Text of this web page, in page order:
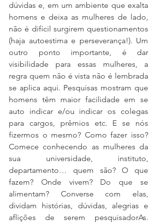
dúvidas e, em um ambiente que exalta
homens e deixa as mulheres de lado,
não é difícil surgirem questionamentos
(haja autoestima e perseverança!). Um
outro ponto importante, é dar
visibilidade para essas mulheres, a
regra quem não é vista não é lembrada
se aplica aqui. Pesquisas mostram que
homens têm maior facilidade em se
auto indicar e/ou indicar os colegas
para cargos, prêmios etc. E se nós
fizermos o mesmo? Como fazer isso?
Comece conhecendo as mulheres da
sua universidade, instituto,
departamento… quem são? O que
fazem? Onde vivem? Do que se
alimentam? Converse com elas,
dividam histórias, dúvidas, alegrias e
aflições de serem pesquisadorAs.